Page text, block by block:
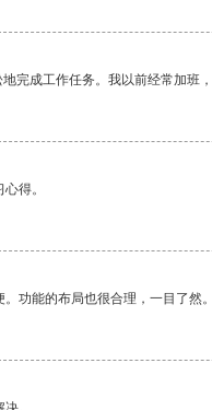
完成工作任务。我以前经常加班
得。
功能的布局也很合理，一目了然。